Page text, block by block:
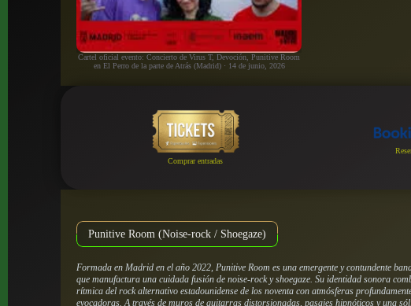
Cartel oficial evento: Concierto de Virus T, Devoción, Punitive Room
en El Perro de la parte de Atrás (Madrid) · 14 de junio, 2026
Comprar entradas
Punitive Room (Noise-rock / Shoegaze)
Formada en Madrid en el año 2022, Punitive Room es una emergente y contundente
que manufactura una cuidada fusión de noise-rock y shoegaze. Su identidad sonora
rítmica del rock alternativo estadounidense de los noventa con atmósferas
evocadoras. A través de muros de guitarras distorsionadas, pasajes hipnóticos y una